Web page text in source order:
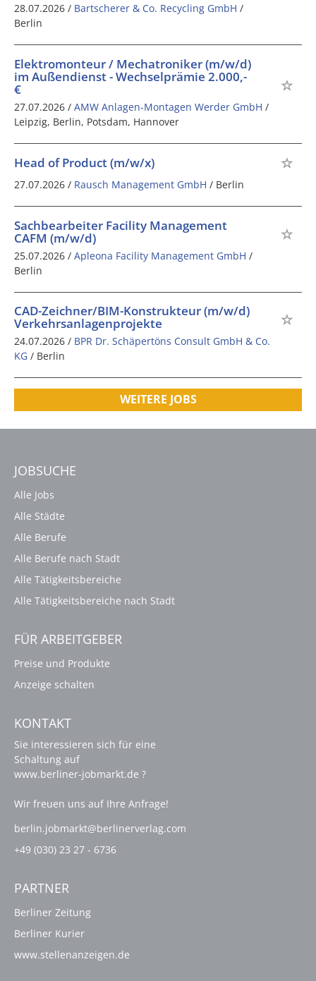
28.07.2026 / Bartscherer & Co. Recycling GmbH /
Berlin
Elektromonteur / Mechatroniker (m/w/d)
im Außendienst - Wechselprämie 2.000,-
€
27.07.2026 / AMW Anlagen-Montagen Werder GmbH /
Leipzig, Berlin, Potsdam, Hannover
Head of Product (m/w/x)
27.07.2026 / Rausch Management GmbH / Berlin
Sachbearbeiter Facility Management
CAFM (m/w/d)
25.07.2026 / Apleona Facility Management GmbH /
Berlin
CAD-Zeichner/BIM-Konstrukteur (m/w/d)
Verkehrsanlagenprojekte
24.07.2026 / BPR Dr. Schäpertöns Consult GmbH & Co.
KG / Berlin
WEITERE JOBS
JOBSUCHE
Alle Jobs
Alle Städte
Alle Berufe
Alle Berufe nach Stadt
Alle Tätigkeitsbereiche
Alle Tätigkeitsbereiche nach Stadt
FÜR ARBEITGEBER
Preise und Produkte
Anzeige schalten
KONTAKT
Sie interessieren sich für eine
Schaltung auf
www.berliner-jobmarkt.de ?
Wir freuen uns auf Ihre Anfrage!
berlin.jobmarkt@berlinerverlag.com
+49 (030) 23 27 - 6736
PARTNER
Berliner Zeitung
Berliner Kurier
www.stellenanzeigen.de